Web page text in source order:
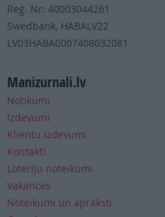
Reģ. Nr: 40003044261
Swedbank, HABALV22
LV03HABA0007408032081
Manizurnali.lv
Notikumi
Izdevumi
Klientu izdevumi
Kontakti
Loteriju noteikumi
Vakances
Noteikumi un apraksti